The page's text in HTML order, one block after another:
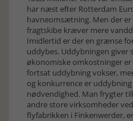
har næst efter Rotterdam
havneomsætning. Men der
fragtskibe kræver mere
Imidlertid er der en grænse
uddybes. Uddybningen giver
økonomiske omkostninger
fortsat uddybning vokser,
og konkurrence er
nødvendighed. Man frygter
andre store virksomheder
flyfabrikken i Finkenwerder,